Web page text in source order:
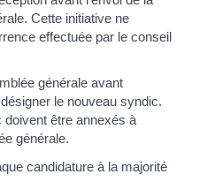
Cette initiative ne
effectuée par le conseil
générale avant
le nouveau syndic.
doivent être annexés à
générale.
candidature à la majorité